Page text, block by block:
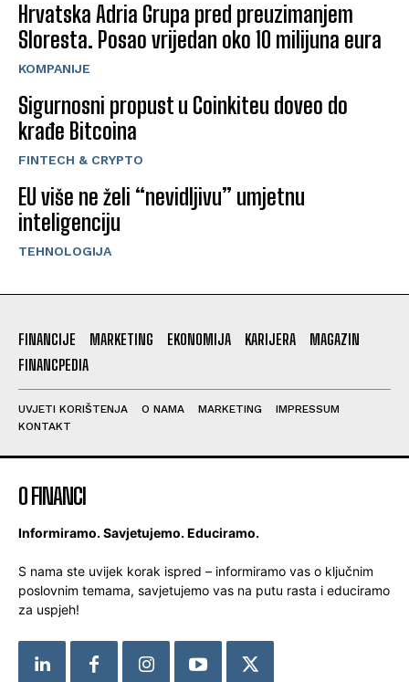
Hrvatska Adria Grupa pred preuzimanjem
Sloresta. Posao vrijedan oko 10 milijuna eura
KOMPANIJE
Sigurnosni propust u Coinkiteu doveo do
krađe Bitcoina
FINTECH & CRYPTO
EU više ne želi “nevidljivu” umjetnu
inteligenciju
TEHNOLOGIJA
FINANCIJE MARKETING EKONOMIJA KARIJERA
MAGAZIN
FINANCPEDIA
UVJETI KORIŠTENJA O NAMA MARKETING
IMPRESSUM
KONTAKT
O FINANCI
Informiramo. Savjetujemo. Educiramo.
S nama ste uvijek korak ispred – informiramo vas o ključnim
poslovnim temama, savjetujemo vas na putu rasta i educiramo
za uspjeh!